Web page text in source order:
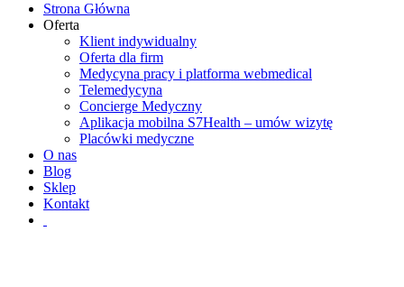
Strona Główna
Oferta
Klient indywidualny
Oferta dla firm
Medycyna pracy i platforma webmedical
Telemedycyna
Concierge Medyczny
Aplikacja mobilna S7Health – umów wizytę
Placówki medyczne
O nas
Blog
Sklep
Kontakt